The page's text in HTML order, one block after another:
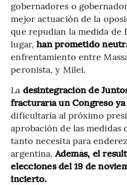
gobernadores o
mejor actuación de la
que repudian la medida de
lugar,han prometido
enfrentamiento entre
peronista, y Milei.
La desintegración de
fracturaría un Congreso
dificultaría al próximo
aprobación de las medidas
tanto necesita para
argentina. Además, el
elecciones del 19 de
incierto.